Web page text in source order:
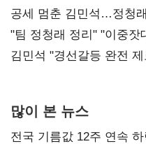
공세 멈춘 김민석…정청
"팀 정청래 정리" "이중
다툼 격화
김민석 "경선갈등 완전
많이 본 뉴스
전국 기름값 12주 연속